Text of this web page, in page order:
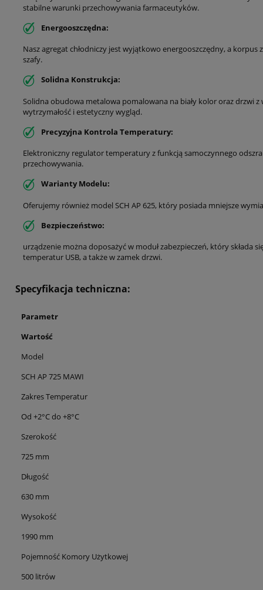
stabilne warunki przechowywania farmaceutyków.
Energooszczędna:
Nasz agregat chłodniczy jest wyjątkowo energooszczędny, a
szafy.
Solidna Konstrukcja:
Solidna obudowa metalowa pomalowana na biały kolor oraz drzwi
wytrzymałość i estetyczny wygląd.
Precyzyjna Kontrola Temperatury:
Elektroniczny regulator temperatury z funkcją samoczynnego
przechowywania.
Warianty Modelu:
Oferujemy również model SCH AP 625, który posiada mniejsze
Bezpieczeństwo:
urządzenie można doposażyć w moduł zabezpieczeń, który
temperatur USB, a także w zamek drzwi.
Specyfikacja techniczna:
Parametr
Wartość
Model
SCH AP 725 MAWI
Zakres Temperatur
Od +2°C do +8°C
Szerokość
725 mm
Długość
630 mm
Wysokość
1990 mm
Pojemność Komory Użytkowej
500 litrów